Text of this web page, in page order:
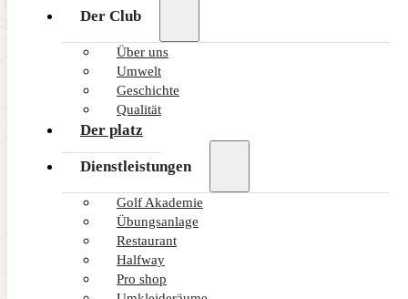
Der Club
Über uns
Umwelt
Geschichte
Qualität
Der platz
Dienstleistungen
Golf Akademie
Übungsanlage
Restaurant
Halfway
Pro shop